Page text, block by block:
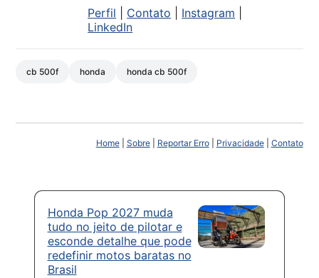
Perfil Contato Instagram
LinkedIn
cb 500f honda honda cb 500f
Home| Sobre| Reportar Erro| Privacidade| Contato
Honda Pop 2027 muda
tudo no jeito de pilotar e
esconde detalhe que pode
redefinir motos baratas no
Brasil